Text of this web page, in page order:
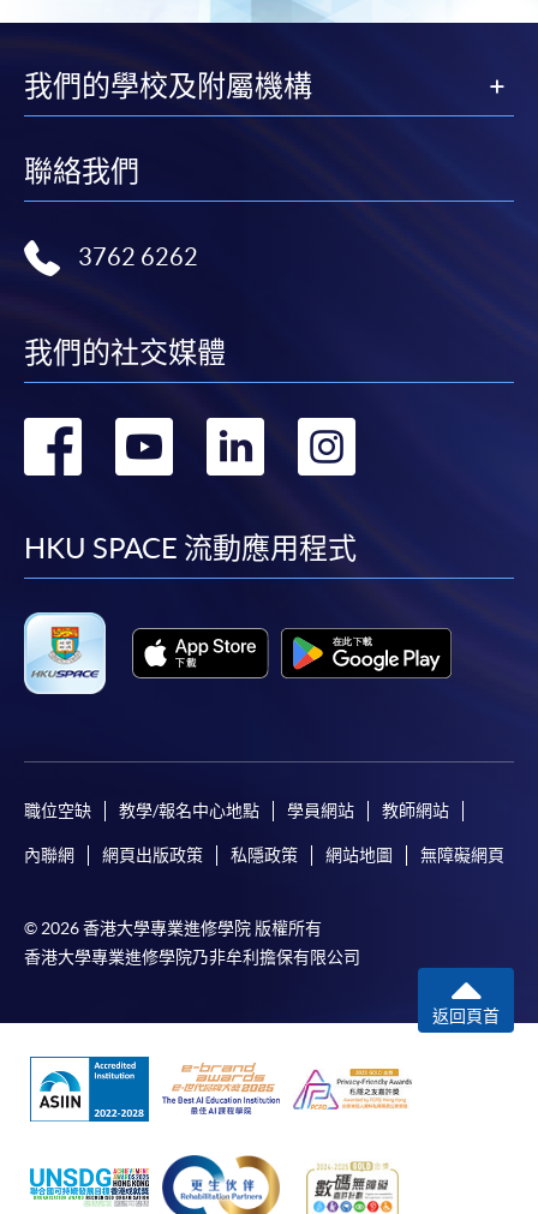
我們的學校及附屬機構
聯絡我們
3762 6262
我們的社交媒體
轉
facebook
轉
youtube
轉
linkedin
轉
HKU SPACE 流動應用程式
職位空缺 教學/報名中心地點 學員網站 教師網站
內聯網 網頁出版政策 私隱政策 網站地圖 無障礙網頁
© 2026 香港大學專業進修學院 版權所有
香港大學專業進修學院乃非牟利擔保有限公司
返回頁首